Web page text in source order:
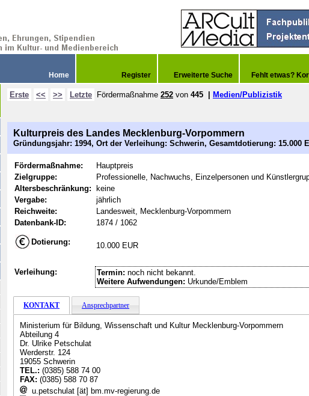
Home Register Erweiterte Suche Fehlt etwas?
Erste << >> Letzte Fördermaßnahme 252 von 445 Medien/Publizistik
Kulturpreis des Landes Mecklenburg-Vorpommern
Gründungsjahr: 1994, Ort der Verleihung: Schwerin, Gesamtdotierung: 15.000
Fördermaßnahme:
Hauptpreis
Zielgruppe:
Professionelle, Nachwuchs, Einzelpersonen und
Altersbeschränkung:
keine
Vergabe:
jährlich
Reichweite:
Landesweit, Mecklenburg-Vorpommern
Datenbank-ID:
1874 / 1062
Dotierung: 10.000 EUR
Verleihung: Termin: noch nicht bekannt.
Weitere Aufwendungen: Urkunde/Emblem
KONTAKT Ansprechpartner
Ministerium für Bildung, Wissenschaft und Kultur Mecklenburg-Vorpommern
Abteilung 4
Dr. Ulrike Petschulat
Werderstr. 124
19055 Schwerin
TEL.: (0385) 588 74 00
FAX: (0385) 588 70 87
u.petschulat [ät] bm.mv-regierung.de